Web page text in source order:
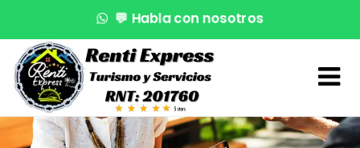
¡Reserva en segundos! 🚤 Atención VIP
💬 Habla con nosotros